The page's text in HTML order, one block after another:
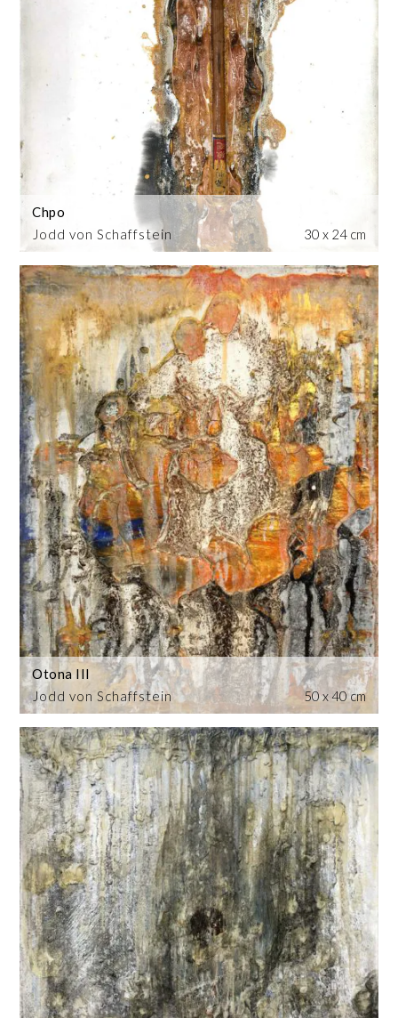
Jodd von Schaffstein
Chpo
30 x 24 cm
Jodd von Schaffstein
Otona III
50 x 40 cm